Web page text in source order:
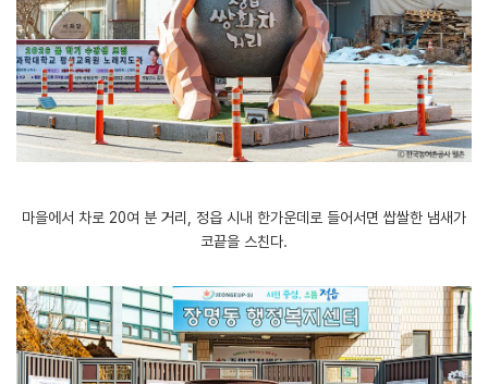
마을에서 차로 20여 분 거리, 정읍 시내 한가운데로 들어서면 쌉쌀한 냄새가
코끝을 스친다.